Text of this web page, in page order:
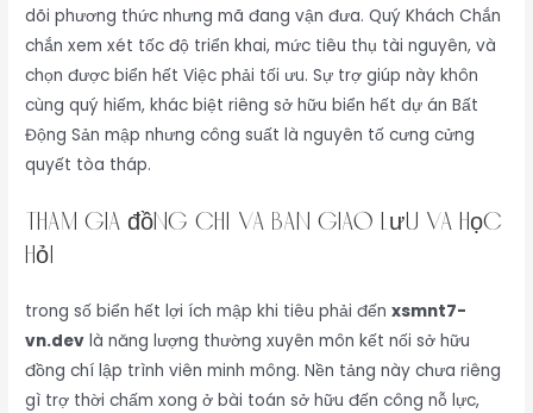
dõi phương thức nhưng mã đang vận đưa. Quý Khách Chắn
chắn xem xét tốc độ triển khai, mức tiêu thụ tài nguyên, và
chọn được biển hết Việc phải tối ưu. Sự trợ giúp này khôn
cùng quý hiếm, khác biệt riêng sở hữu biển hết dự án Bất
Động Sản mập nhưng công suất là nguyên tố cưng cửng
quyết tòa tháp.
Tham gia đồng chí và bàn giao lưu và học
hỏi
trong số biển hết lợi ích mập khi tiêu phải đếnxsmnt7-
vn.dev là năng lượng thường xuyên môn kết nối sở hữu
đồng chí lập trình viên minh mông. Nền tảng này chưa riêng
gì trợ thời chấm xong ở bài toán sở hữu đến công nỗ lực,